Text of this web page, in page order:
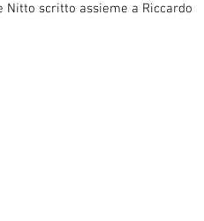
Nitto scritto assieme a Riccardo